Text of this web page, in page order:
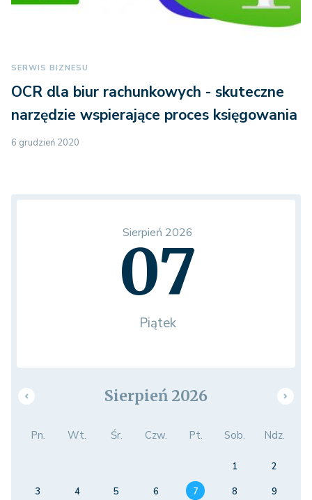
SERWIS BIZNESU
OCR dla biur rachunkowych - skuteczne
narzędzie wspierające proces księgowania
6 grudzień 2020
Sierpień 2026
07
Piątek
Sierpień 2026
Pn. Wt. Śr. Czw. Pt. Sob. Ndz.
1
2
3
4 5 6 7 8
9